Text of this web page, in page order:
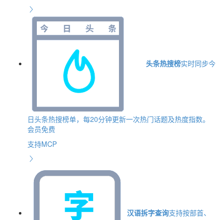
头条热搜榜实时同步今
日头条热搜榜单，每20分钟更新一次热门话题及热度指数。
会员免费
支持MCP
汉语拆字查询支持按部首、